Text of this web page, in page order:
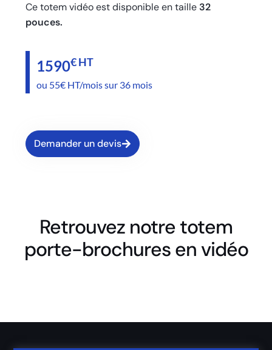
Ce totem vidéo est disponible en taille 32
pouces.
1590€ HT
ou 55€ HT/mois sur 36 mois
Demander un devis
Retrouvez notre totem
porte-brochures en vidéo